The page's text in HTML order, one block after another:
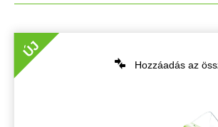
Hozzáadás az
ÚJ